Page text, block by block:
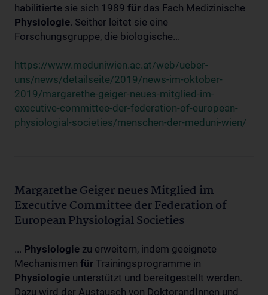
habilitierte sie sich 1989 für das Fach Medizinische
Physiologie. Seither leitet sie eine
Forschungsgruppe, die biologische...
https://www.meduniwien.ac.at/web/ueber-
uns/news/detailseite/2019/news-im-oktober-
2019/margarethe-geiger-neues-mitglied-im-
executive-committee-der-federation-of-european-
physiologial-societies/menschen-der-meduni-wien/
Margarethe Geiger neues Mitglied im
Executive Committee der Federation of
European Physiologial Societies
... Physiologie zu erweitern, indem geeignete
Mechanismen für Trainingsprogramme in
Physiologie unterstützt und bereitgestellt werden.
Dazu wird der Austausch von DoktorandInnen und